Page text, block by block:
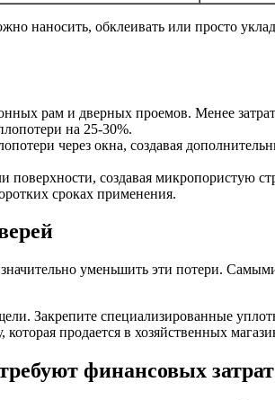
наносить, обклеивать или просто
рам и дверных проемов. Менее
на 25-30%.
через окна, создавая
поверхности, создавая микропористую
сроках применения.
уменьшить эти потери.
Закрепите специализированные
продается в хозяйственных
финансовых затрат